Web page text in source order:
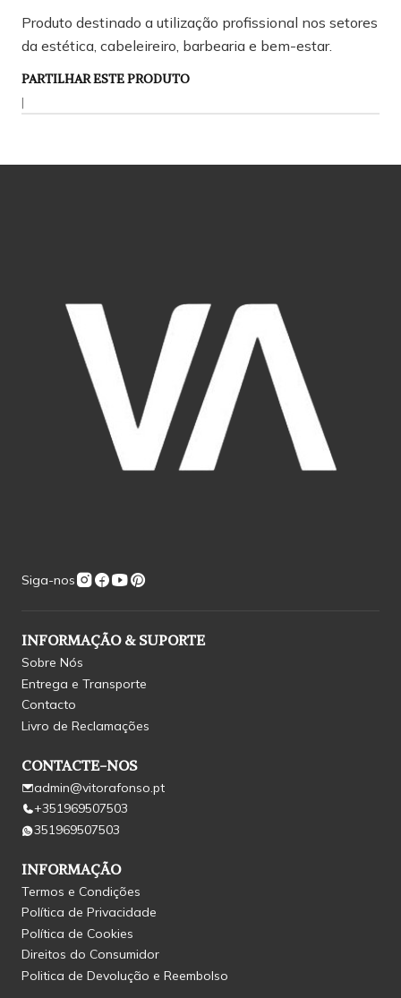
Produto destinado a utilização profissional nos setores
da estética, cabeleireiro, barbearia e bem-estar.
PARTILHAR ESTE PRODUTO
|
Siga-nos
INFORMAÇÃO & SUPORTE
Sobre Nós
Entrega e Transporte
Contacto
Livro de Reclamações
CONTACTE-NOS
admin@vitorafonso.pt
+351969507503
351969507503
INFORMAÇÃO
Termos e Condições
Política de Privacidade
Política de Cookies
Direitos do Consumidor
Politica de Devolução e Reembolso